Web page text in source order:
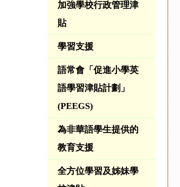
加強學校行政管理津
貼
學習支援
語常會「促進小學英
語學習津貼計劃」
(PEEGS)
為非華語學生提供的
教育支援
全方位學習及姊妹學